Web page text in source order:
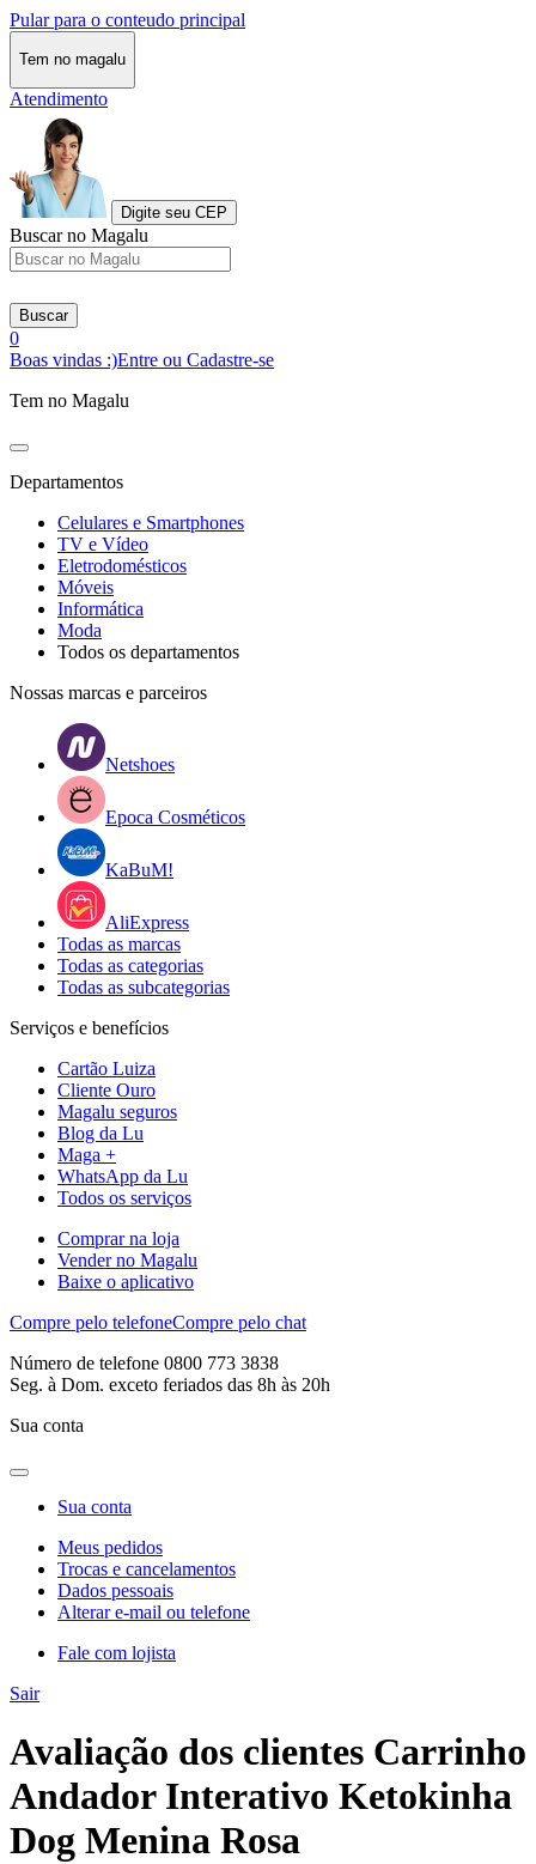
Pular para o conteudo principal
Tem no magalu
Atendimento
Digite seu CEP
Buscar no Magalu
Buscar
0
Boas vindas :)Entre ou Cadastre-se
Tem no Magalu
Departamentos
Celulares e Smartphones
TV e Vídeo
Eletrodomésticos
Móveis
Informática
Moda
Todos os departamentos
Nossas marcas e parceiros
Netshoes
Epoca Cosméticos
KaBuM!
AliExpress
Todas as marcas
Todas as categorias
Todas as subcategorias
Serviços e benefícios
Cartão Luiza
Cliente Ouro
Magalu seguros
Blog da Lu
Maga +
WhatsApp da Lu
Todos os serviços
Comprar na loja
Vender no Magalu
Baixe o aplicativo
Compre pelo telefoneCompre pelo chat
Número de telefone 0800 773 3838
Seg. à Dom. exceto feriados das 8h às 20h
Sua conta
Sua conta
Meus pedidos
Trocas e cancelamentos
Dados pessoais
Alterar e-mail ou telefone
Fale com lojista
Sair
Avaliação dos clientes Carrinho
Andador Interativo Ketokinha
Dog Menina Rosa